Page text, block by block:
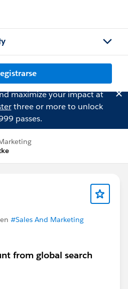
maximize your impact at
three or more to unlock
passes.
#Sales And Marketing
from global search